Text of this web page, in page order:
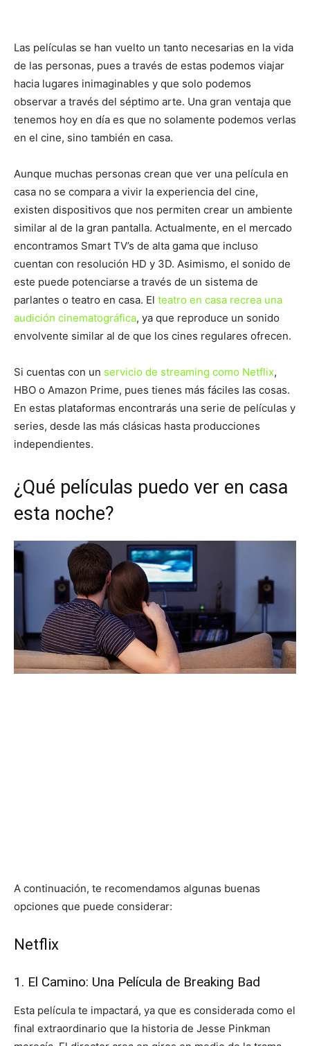
Las películas se han vuelto un tanto necesarias en la vida
de las personas, pues a través de estas podemos viajar
hacia lugares inimaginables y que solo podemos
observar a través del séptimo arte. Una gran ventaja que
tenemos hoy en día es que no solamente podemos verlas
en el cine, sino también en casa.
Aunque muchas personas crean que ver una película en
casa no se compara a vivir la experiencia del cine,
existen dispositivos que nos permiten crear un ambiente
similar al de la gran pantalla. Actualmente, en el mercado
encontramos Smart TV’s de alta gama que incluso
cuentan con resolución HD y 3D. Asimismo, el sonido de
este puede potenciarse a través de un sistema de
parlantes o teatro en casa. El teatro en casa recrea una
audición cinematográfica, ya que reproduce un sonido
envolvente similar al de que los cines regulares ofrecen.
Si cuentas con un servicio de streaming como Netflix,
HBO o Amazon Prime, pues tienes más fáciles las cosas.
En estas plataformas encontrarás una serie de películas y
series, desde las más clásicas hasta producciones
independientes.
¿Qué películas puedo ver en casa
esta noche?
A continuación, te recomendamos algunas buenas
opciones que puede considerar:
Netflix
1. El Camino: Una Película de Breaking Bad
Esta película te impactará, ya que es considerada como el
final extraordinario que la historia de Jesse Pinkman